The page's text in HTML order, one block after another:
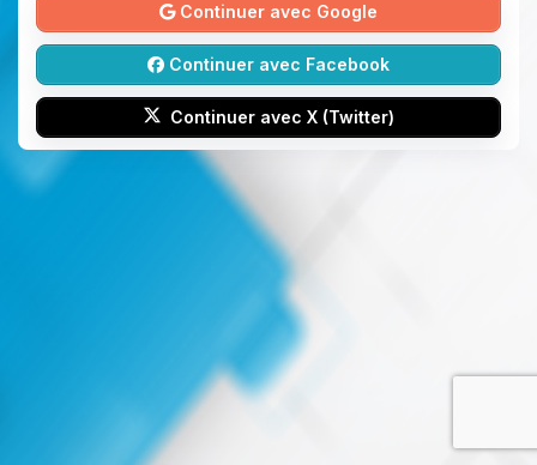
Continuer avec Google
Continuer avec Facebook
Continuer avec X (Twitter)